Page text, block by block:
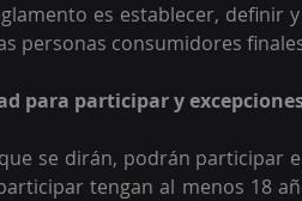
es establecer, definir
personas consumidores
para participar y
se dirán, podrán participar
tengan al menos 18